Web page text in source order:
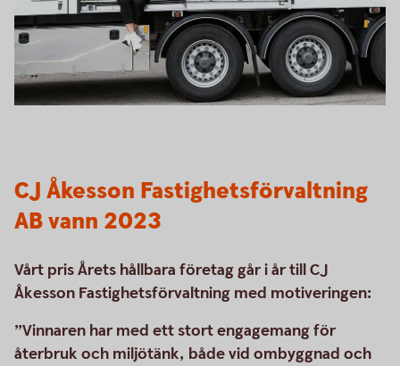
CJ Åkesson Fastighetsförvaltning
AB vann 2023
Vårt pris Årets hållbara företag går i år till CJ
Åkesson Fastighetsförvaltning med motiveringen:
”Vinnaren har med ett stort engagemang för
återbruk och miljötänk, både vid ombyggnad och